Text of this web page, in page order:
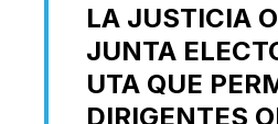
LA JUSTICIA
JUNTA
UTA QUE
DIRIGENTES